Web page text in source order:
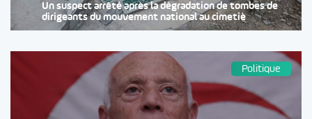
Un suspect arrêté après la dégradation de tombes de
dirigeants du mouvement national au cimetiè
Politique